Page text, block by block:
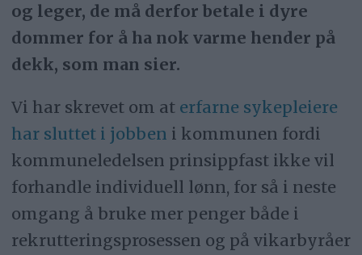
og leger, de må derfor betale i dyre
dommer for å ha nok varme hender på
dekk, som man sier.
Vi har skrevet om at erfarne sykepleiere
har sluttet i jobben i kommunen fordi
kommuneledelsen prinsippfast ikke vil
forhandle individuell lønn, for så i neste
omgang å bruke mer penger både i
rekrutteringsprosessen og på vikarbyråer